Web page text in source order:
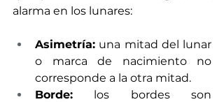
alarma en los lunares:
Asimetría: una mitad del lunar
o marca de nacimiento no
corresponde a la otra mitad.
Borde: los bordes son